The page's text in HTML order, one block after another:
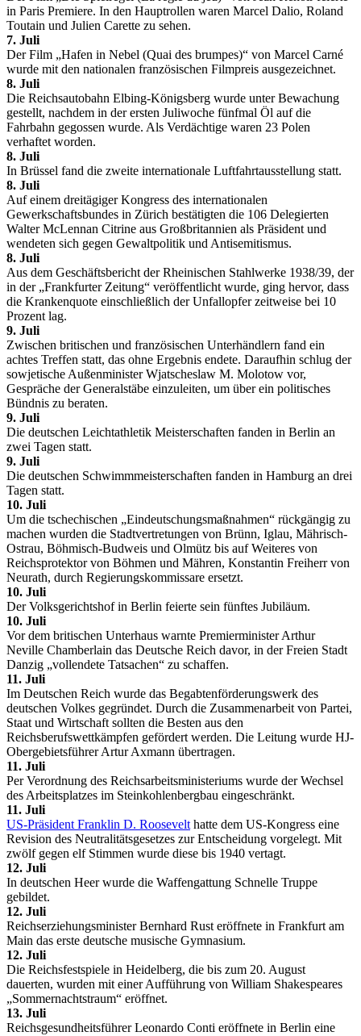
in Paris Premiere. In den Hauptrollen waren Marcel Dalio, Roland
Toutain und Julien Carette zu sehen.
7. Juli
Der Film „Hafen in Nebel (Quai des brumpes)“ von Marcel Carné
wurde mit den nationalen französischen Filmpreis ausgezeichnet.
8. Juli
Die Reichsautobahn Elbing-Königsberg wurde unter Bewachung
gestellt, nachdem in der ersten Juliwoche fünfmal Öl auf die
Fahrbahn gegossen wurde. Als Verdächtige waren 23 Polen
verhaftet worden.
8. Juli
In Brüssel fand die zweite internationale Luftfahrtausstellung statt.
8. Juli
Auf einem dreitägiger Kongress des internationalen
Gewerkschaftsbundes in Zürich bestätigten die 106 Delegierten
Walter McLennan Citrine aus Großbritannien als Präsident und
wendeten sich gegen Gewaltpolitik und Antisemitismus.
8. Juli
Aus dem Geschäftsbericht der Rheinischen Stahlwerke 1938/39, der
in der „Frankfurter Zeitung“ veröffentlicht wurde, ging hervor, dass
die Krankenquote einschließlich der Unfallopfer zeitweise bei 10
Prozent lag.
9. Juli
Zwischen britischen und französischen Unterhändlern fand ein
achtes Treffen statt, das ohne Ergebnis endete. Daraufhin schlug der
sowjetische Außenminister Wjatscheslaw M. Molotow vor,
Gespräche der Generalstäbe einzuleiten, um über ein politisches
Bündnis zu beraten.
9. Juli
Die deutschen Leichtathletik Meisterschaften fanden in Berlin an
zwei Tagen statt.
9. Juli
Die deutschen Schwimmmeisterschaften fanden in Hamburg an drei
Tagen statt.
10. Juli
Um die tschechischen „Eindeutschungsmaßnahmen“ rückgängig zu
machen wurden die Stadtvertretungen von Brünn, Iglau, Mährisch-
Ostrau, Böhmisch-Budweis und Olmütz bis auf Weiteres von
Reichsprotektor von Böhmen und Mähren, Konstantin Freiherr von
Neurath, durch Regierungskommissare ersetzt.
10. Juli
Der Volksgerichtshof in Berlin feierte sein fünftes Jubiläum.
10. Juli
Vor dem britischen Unterhaus warnte Premierminister Arthur
Neville Chamberlain das Deutsche Reich davor, in der Freien Stadt
Danzig „vollendete Tatsachen“ zu schaffen.
11. Juli
Im Deutschen Reich wurde das Begabtenförderungswerk des
deutschen Volkes gegründet. Durch die Zusammenarbeit von Partei,
Staat und Wirtschaft sollten die Besten aus den
Reichsberufswettkämpfen gefördert werden. Die Leitung wurde HJ-
Obergebietsführer Artur Axmann übertragen.
11. Juli
Per Verordnung des Reichsarbeitsministeriums wurde der Wechsel
des Arbeitsplatzes im Steinkohlenbergbau eingeschränkt.
11. Juli
US-Präsident Franklin D. Roosevelt hatte dem US-Kongress eine
Revision des Neutralitätsgesetzes zur Entscheidung vorgelegt. Mit
zwölf gegen elf Stimmen wurde diese bis 1940 vertagt.
12. Juli
In deutschen Heer wurde die Waffengattung Schnelle Truppe
gebildet.
12. Juli
Reichserziehungsminister Bernhard Rust eröffnete in Frankfurt am
Main das erste deutsche musische Gymnasium.
12. Juli
Die Reichsfestspiele in Heidelberg, die bis zum 20. August
dauerten, wurden mit einer Aufführung von William Shakespeares
„Sommernachtstraum“ eröffnet.
13. Juli
Reichsgesundheitsführer Leonardo Conti eröffnete in Berlin eine